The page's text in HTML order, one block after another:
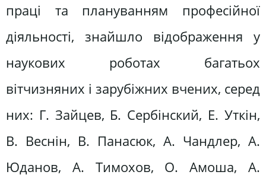
праці та плануванням професійної
діяльності, знайшло відображення у
наукових роботах багатьох
вітчизняних і зарубіжних вчених, серед
них: Г. Зайцев, Б. Сербінский, Е. Уткін,
В. Веснін, В. Панасюк, А. Чандлер, А.
Юданов, А. Тимохов, О. Амоша, А.